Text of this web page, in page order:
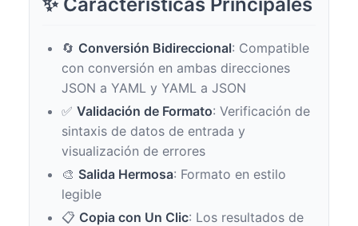
🔄 Conversión Bidireccional: Compatible
con conversión en ambas direcciones
JSON a YAML y YAML a JSON
✅ Validación de Formato: Verificación de
sintaxis de datos de entrada y
visualización de errores
🎨 Salida Hermosa: Formato en estilo
legible
📋 Copia con Un Clic: Los resultados de